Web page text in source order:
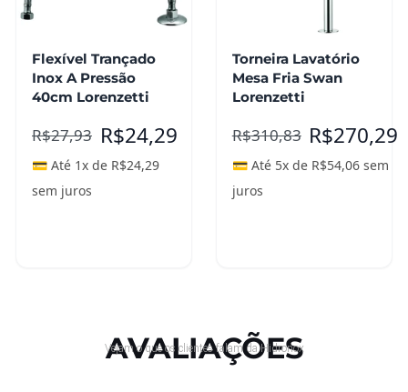
Flexível Trançado
Inox A Pressão
40cm Lorenzetti
R$27,93 R$24,29
💳 Até 1x de R$24,29
sem juros
Torneira Lavatório
Mesa Fria Swan
Lorenzetti
R$310,83 R$270,29
💳 Até 5x de R$54,06sem
juros
AVALIAÇÕES
Vejam o que os clientes falam da Hidronox